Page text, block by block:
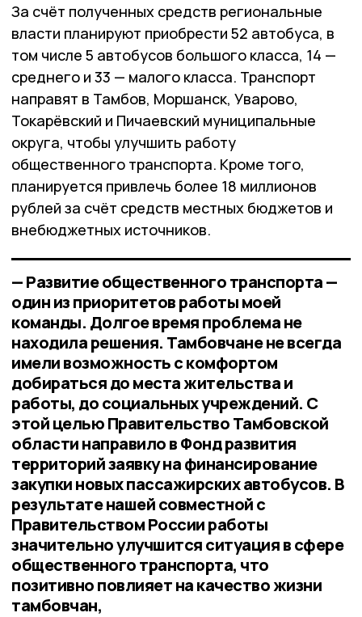
За счёт полученных средств региональные
власти планируют приобрести 52 автобуса, в
том числе 5 автобусов большого класса, 14 —
среднего и 33 — малого класса. Транспорт
направят в Тамбов, Моршанск, Уварово,
Токарёвский и Пичаевский муниципальные
округа, чтобы улучшить работу
общественного транспорта. Кроме того,
планируется привлечь более 18 миллионов
рублей за счёт средств местных бюджетов и
внебюджетных источников.
— Развитие общественного транспорта —
один из приоритетов работы моей
команды. Долгое время проблема не
находила решения. Тамбовчане не всегда
имели возможность с комфортом
добираться до места жительства и
работы, до социальных учреждений. С
этой целью Правительство Тамбовской
области направило в Фонд развития
территорий заявку на финансирование
закупки новых пассажирских автобусов. В
результате нашей совместной с
Правительством России работы
значительно улучшится ситуация в сфере
общественного транспорта, что
позитивно повлияет на качество жизни
тамбовчан,